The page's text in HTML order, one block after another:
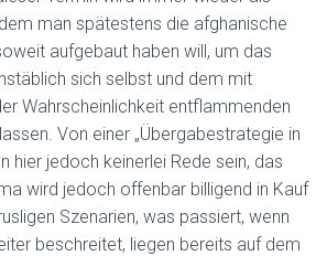
man spätestens die afghanische
aufgebaut haben will, um das
sich selbst und dem mit
Wahrscheinlichkeit entflammenden
Von einer „Übergabestrategie in
hier jedoch keinerlei Rede sein, das
wird jedoch offenbar billigend in Kauf
Szenarien, was passiert, wenn
beschreitet, liegen bereits auf dem